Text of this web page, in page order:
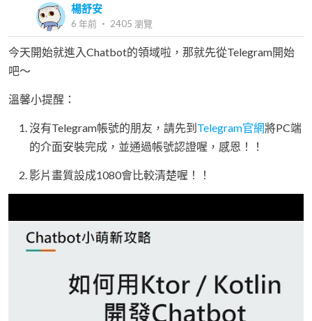
楊舒安
6 年前 ‧ 2405 瀏覽
今天開始就進入Chatbot的領域啦，那就先從Telegram開始
吧～
溫馨小提醒：
沒有Telegram帳號的朋友，請先到 Telegram官網將PC端
的介面安裝完成，並通過帳號認證喔，感恩！！
影片畫質設成1080會比較清楚喔！！